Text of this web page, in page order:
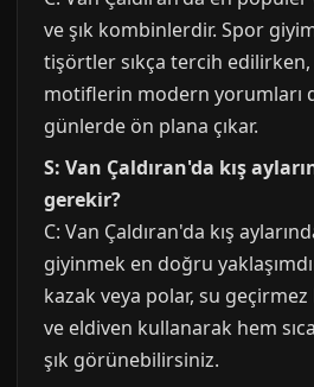
ve şık kombinlerdir. Spor
tişörtler sıkça tercih
motiflerin modern yorumları
günlerde ön plana çıkar.
S: Van Çaldıran'da kış
gerekir?
C: Van Çaldıran'da kış
giyinmek en doğru
kazak veya polar, su
ve eldiven kullanarak hem
şık görünebilirsiniz.